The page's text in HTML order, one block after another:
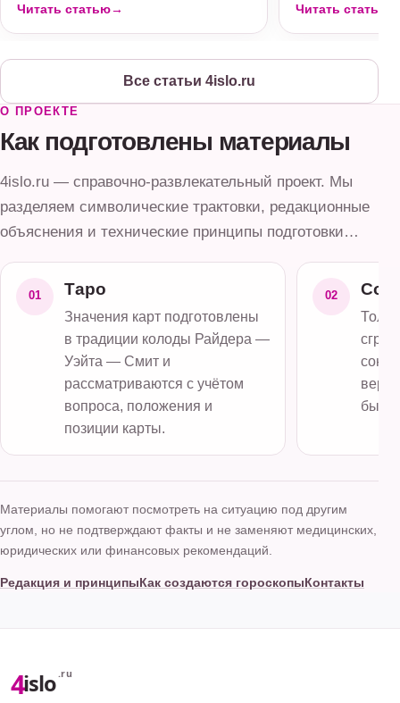
примирении и следующем шаге.
Читать статью→
границах и
Читать статью
Все статьи 4islo.ru
О ПРОЕКТЕ
Как подготовлены материалы
4islo.ru — справочно-развлекательный проект. Мы
разделяем символические трактовки, редакционные
объяснения и технические принципы подготовки
01 Таро
Значения карт подготовлены
в традиции колоды Райдера —
Уэйта — Смит и
рассматриваются с учётом
вопроса, положения и
позиции карты.
02
было
Материалы помогают посмотреть на ситуацию под другим
углом, но не подтверждают факты и не заменяют медицинских,
юридических или финансовых рекомендаций.
Редакция и принципы Как создаются гороскопы Контакты
4islo.ru